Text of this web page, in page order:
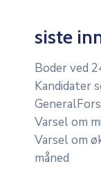
siste
Boder ved
Kandidater
Varsel om
Varsel om
måned